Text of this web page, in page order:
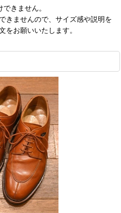
きません。
きませんので、サイズ感や説明を
をお願いいたします。